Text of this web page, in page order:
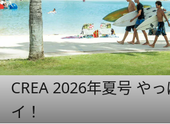
CREA 2026年夏号 や
イ！